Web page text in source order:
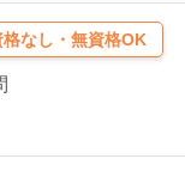
格なし・無資格OK